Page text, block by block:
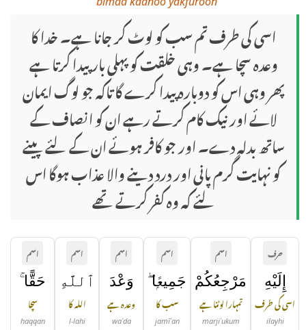
اسی کی طرف تم سب کو لوٹ کر جانا ہے۔ خدا کا
وعدہ سچا ہے۔ وہی خلقت کو پہلی بار پیدا کرتا ہے
پھر وہی اس کو دوبارہ پیدا کرے گا تاکہ جو لوگ ایمان
لائے اور نیک کام کرتے رہے ان کو انصاف کے
ساتھ بدلہ دے۔ اور جو کافر ہوئے ان کے لئے پینے
کو نہایت گرم پانی اور درد دینے والا عذاب ہوگا اس
لئے کہ وہ کفر کرتے تھے
حرف
إِلَيْهِ
اسی کی طرف
ilayhi
اسم
مَرْجِعُكُمْ
تمہارا لوٹنا ہے
marjiʿukum
اسم
جَمِيعًۭا ۖ
سب کا
jamīʿan
اسم
وَعْدَ
وعدہ ہے
waʿda
اسم
ٱللَّهِ
اللہ کا
l-lahi
اسم
حَقًّا ۚ
سچا
ḥaqqan